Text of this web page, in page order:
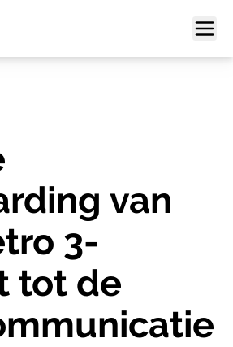
van
3-
tot de